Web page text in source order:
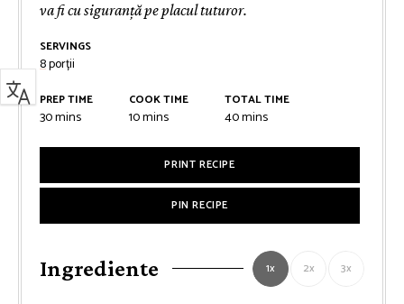
va fi cu siguranță pe placul tuturor.
SERVINGS
8porții
PREP TIME
30minutes
mins
COOK TIME
10minutes
mins
TOTAL TIME
40minutes
mins
PRINT RECIPE
PIN RECIPE
Ingrediente 1x 2x 3x